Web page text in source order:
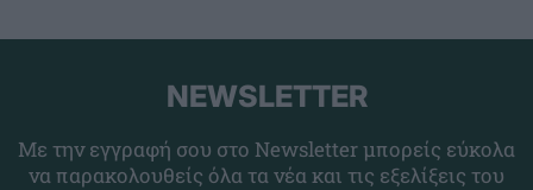
NEWSLETTER
Με την εγγραφή σου στο Newsletter μπορείς εύκολα
να παρακολουθείς όλα τα νέα και τις εξελίξεις του